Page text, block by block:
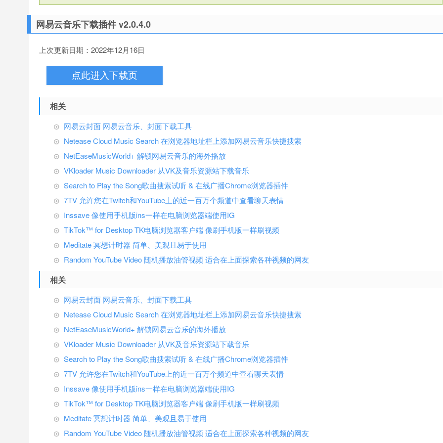
网易云音乐下载插件 v2.0.4.0
上次更新日期：2022年12月16日
点此进入下载页
相关
网易云封面 网易云音乐、封面下载工具
Netease Cloud Music Search 在浏览器地址栏上添加网易云音乐快捷搜索
NetEaseMusicWorld+ 解锁网易云音乐的海外播放
VKloader Music Downloader 从VK及音乐资源站下载音乐
Search to Play the Song歌曲搜索试听 & 在线广播Chrome浏览器插件
7TV 允许您在Twitch和YouTube上的近一百万个频道中查看聊天表情
Inssave 像使用手机版ins一样在电脑浏览器端使用IG
TikTok™ for Desktop TK电脑浏览器客户端 像刷手机版一样刷视频
Meditate 冥想计时器 简单、美观且易于使用
Random YouTube Video 随机播放油管视频 适合在上面探索各种视频的网友
相关
网易云封面 网易云音乐、封面下载工具
Netease Cloud Music Search 在浏览器地址栏上添加网易云音乐快捷搜索
NetEaseMusicWorld+ 解锁网易云音乐的海外播放
VKloader Music Downloader 从VK及音乐资源站下载音乐
Search to Play the Song歌曲搜索试听 & 在线广播Chrome浏览器插件
7TV 允许您在Twitch和YouTube上的近一百万个频道中查看聊天表情
Inssave 像使用手机版ins一样在电脑浏览器端使用IG
TikTok™ for Desktop TK电脑浏览器客户端 像刷手机版一样刷视频
Meditate 冥想计时器 简单、美观且易于使用
Random YouTube Video 随机播放油管视频 适合在上面探索各种视频的网友